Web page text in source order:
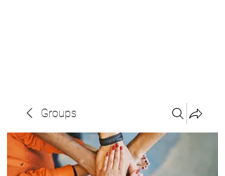
Groups